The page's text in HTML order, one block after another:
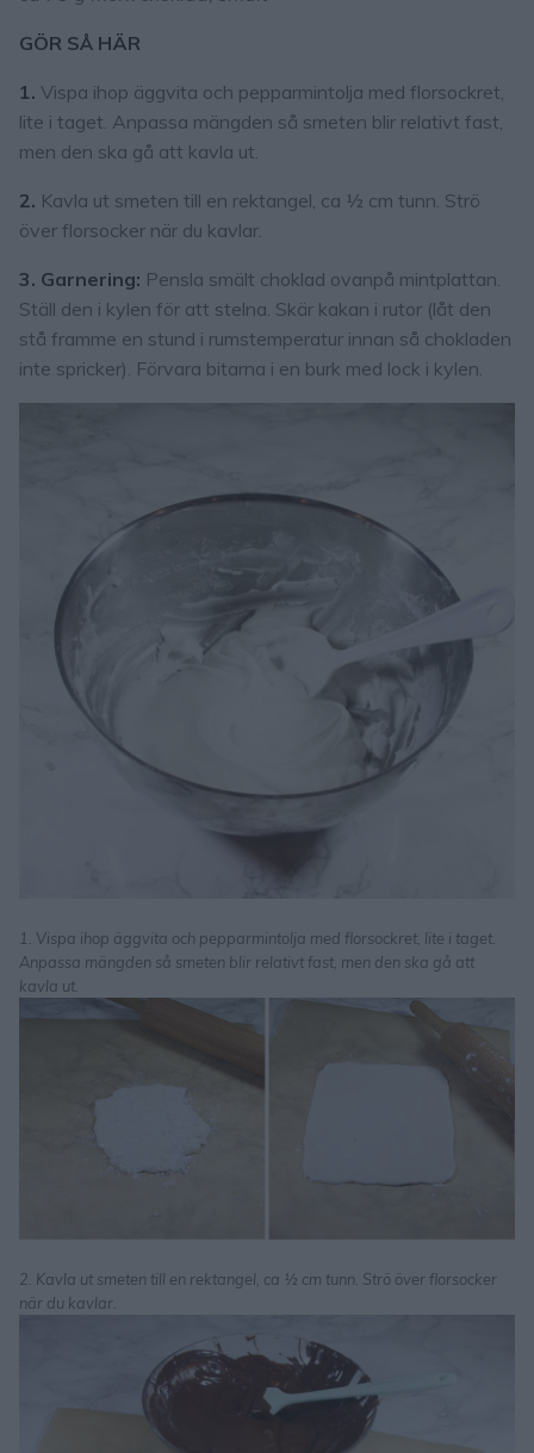
GÖR SÅ HÄR
1. Vispa ihop äggvita och pepparmintolja med florsockret,
lite i taget. Anpassa mängden så smeten blir relativt fast,
men den ska gå att kavla ut.
2. Kavla ut smeten till en rektangel, ca ½ cm tunn. Strö
över florsocker när du kavlar.
3. Garnering: Pensla smält choklad ovanpå mintplattan.
Ställ den i kylen för att stelna. Skär kakan i rutor (låt den
stå framme en stund i rumstemperatur innan så chokladen
inte spricker). Förvara bitarna i en burk med lock i kylen.
1. Vispa ihop äggvita och pepparmintolja med florsockret, lite i taget.
Anpassa mängden så smeten blir relativt fast, men den ska gå att
kavla ut.
2. Kavla ut smeten till en rektangel, ca ½ cm tunn. Strö över florsocker
när du kavlar.